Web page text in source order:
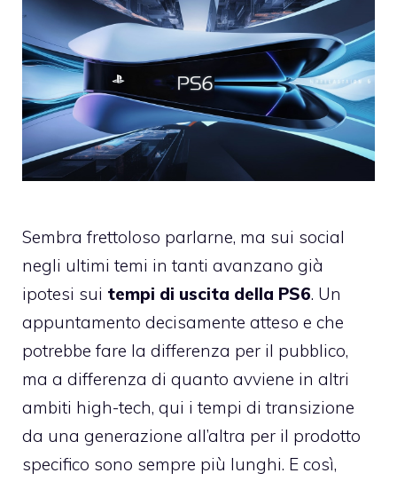
Sembra frettoloso parlarne, ma sui social
negli ultimi temi in tanti avanzano già
ipotesi sui tempi di uscita della PS6. Un
appuntamento decisamente atteso e che
potrebbe fare la differenza per il pubblico,
ma a differenza di quanto avviene in altri
ambiti high-tech, qui i tempi di transizione
da una generazione all’altra per il prodotto
specifico sono sempre più lunghi. E così,